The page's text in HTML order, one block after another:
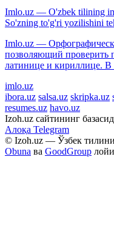
Imlo.uz — O'zbek tilining
So'zning to'g'ri yozilishini
Imlo.uz —
позволяющий проверить
латинице и кириллице. В
imlo.uz
ibora.uz salsa.uz skripka.uz
resumes.uz havo.uz
Izoh.uz сайтининг
Алоқа Telegram
© Izoh.uz — Ўзбек
Obuna ва GoodGroup